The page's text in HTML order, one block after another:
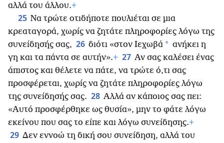
αλλά του άλλου.+
25 Να τρώτε οτιδήποτε πουλιέται σε μια
κρεαταγορά, χωρίς να ζητάτε πληροφορίες λόγω της
συνείδησής σας, 26 διότι «στον Ιεχωβά * ανήκει η
γη και τα πάντα σε αυτήν».+ 27 Αν σας καλέσει ένας
άπιστος και θέλετε να πάτε, να τρώτε ό,τι σας
προσφέρεται, χωρίς να ζητάτε πληροφορίες λόγω
της συνείδησής σας. 28 Αλλά αν κάποιος σας πει:
«Αυτό προσφέρθηκε ως θυσία», μην το φάτε λόγω
εκείνου που σας το είπε και λόγω συνείδησης.+
29 Δεν εννοώ τη δική σου συνείδηση, αλλά του